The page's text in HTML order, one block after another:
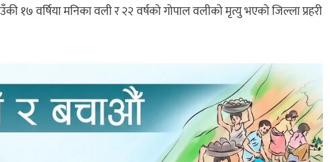
१७ वर्षिया मनिका वली र २२ वर्षको गोपाल वलीको मृत्यु भएको जिल्ला प्रहरी